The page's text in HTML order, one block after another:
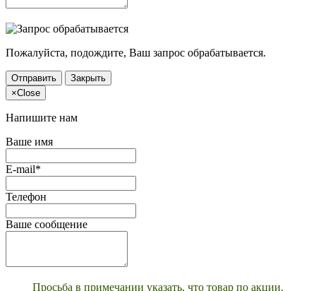
Пожалуйста, подождите, Ваш запрос обрабатывается.
Отправить
Закрыть
×Close
Напишите нам
Ваше имя
E-mail*
Телефон
Ваше сообщение
Просьба в примечании указать, что товар по акции.